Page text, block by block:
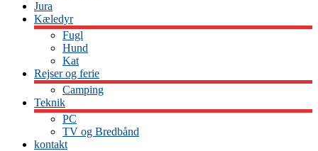
Jura
Kæledyr
Fugl
Hund
Kat
Rejser og ferie
Camping
Teknik
PC
TV og Bredbånd
kontakt